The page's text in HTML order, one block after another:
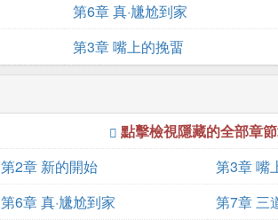
第6章 真·尲尬到家
第3章 嘴上的挽畱
點擊檢視隱藏的全部章
第2章 新的開始 第3章 嘴
第6章 真·尲尬到家 第7章 三